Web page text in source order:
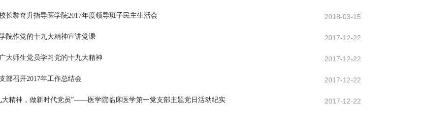
长黎奇升指导医学院2017年度领导班子民主生活会 2018-03-15
院作党的十九大精神宣讲党课 2017-12-22
大师生党员学习党的十九大精神 2017-12-22
部召开2017年工作总结会 2017-12-22
大精神，做新时代党员”——医学院临床医学第一党支部主题党日活动纪实 2017-12-22